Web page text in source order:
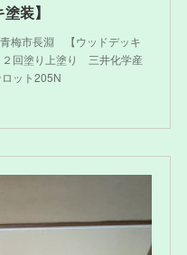
装】
梅市長淵 【ウッドデッキ
回塗り上塗り 三井化学産
ット205N